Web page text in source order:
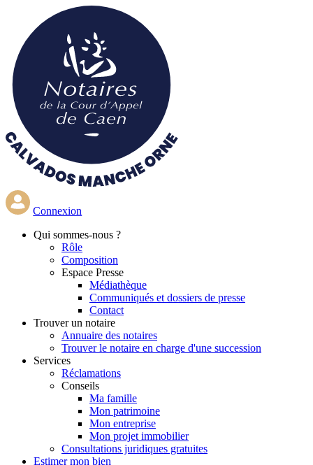
contenu
principal
Connexion
Qui sommes-nous ?
Rôle
Composition
Espace Presse
Médiathèque
Communiqués et dossiers de presse
Contact
Trouver un notaire
Annuaire des notaires
Trouver le notaire en charge d'une succession
Services
Réclamations
Conseils
Ma famille
Mon patrimoine
Mon entreprise
Mon projet immobilier
Consultations juridiques gratuites
Estimer mon bien